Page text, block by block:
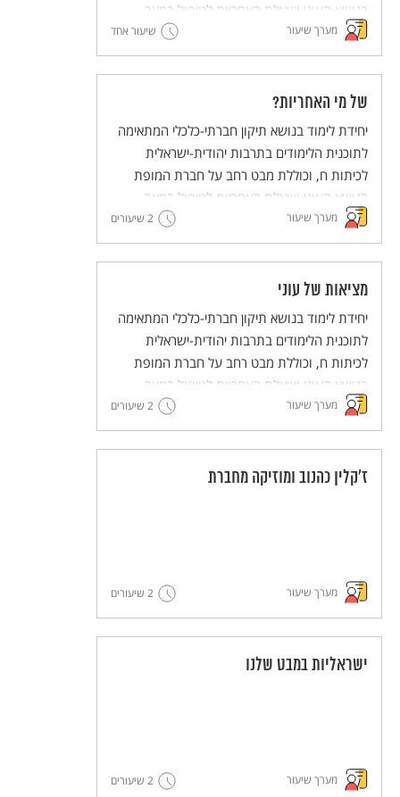
בנושא העוני ושאלת האחריות לטיפול במצב.
מערך שיעור שיעור אחד
של מי האחריות?
יחידת לימוד בנושא תיקון חברתי-כלכלי המתאימה
לתוכנית הלימודים בתרבות יהודית-ישראלית
לכיתות ח, וכוללת מבט רחב על חברת המופת
בנושא העוני ושאלת האחריות לטיפול במצב.
מערך שיעור 2 שיעורים
מציאות של עוני
יחידת לימוד בנושא תיקון חברתי-כלכלי המתאימה
לתוכנית הלימודים בתרבות יהודית-ישראלית
לכיתות ח, וכוללת מבט רחב על חברת המופת
בנושא העוני ושאלת האחריות לטיפול במצב.
מערך שיעור 2 שיעורים
ז'קלין כהנוב ומוזיקה מחברת
מערך שיעור 2 שיעורים
ישראליות במבט שלנו
מערך שיעור 2 שיעורים